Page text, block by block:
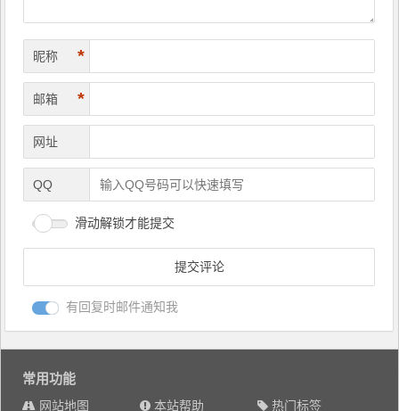
昵称 *
邮箱 *
网址
QQ
滑动解锁才能提交
有回复时邮件通知我
常用功能
网站地图 本站帮助 热门标签